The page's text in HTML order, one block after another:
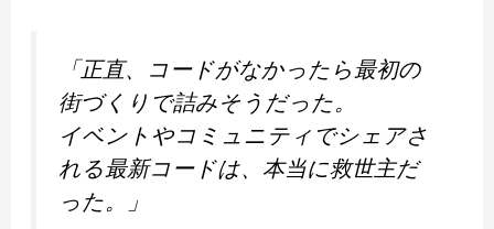
「正直、コードがなかったら最初の
街づくりで詰みそうだった。
イベントやコミュニティでシェアさ
れる最新コードは、本当に救世主だ
った。」